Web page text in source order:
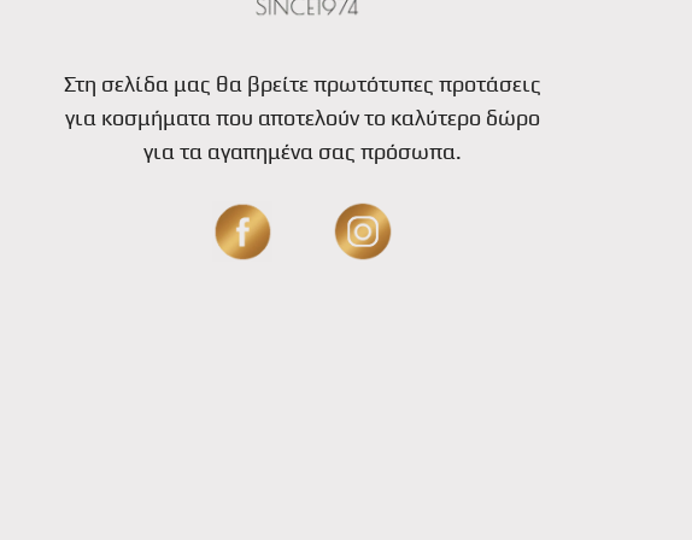
Στη σελίδα μας θα βρείτε πρωτότυπες προτάσεις
για κοσμήματα που αποτελούν το καλύτερο δώρο
για τα αγαπημένα σας πρόσωπα.